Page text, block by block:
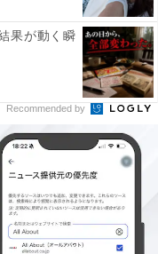
果が動く瞬
Recommended by